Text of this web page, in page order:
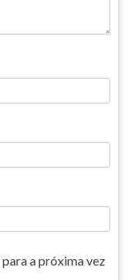
a próxima vez